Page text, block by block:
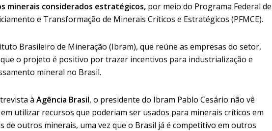
minerais considerados estratégicos, por meio do Programa Federal de
e Transformação de Minerais Críticos e Estratégicos (PFMCE).
Brasileiro de Mineração (Ibram), que reúne as empresas do setor,
o projeto é positivo por trazer incentivos para industrialização e
mineral no Brasil.
à Agência Brasil, o presidente do Ibram Pablo Cesário não vê
utilizar recursos que poderiam ser usados para minerais críticos em
de outros minerais, uma vez que o Brasil já é competitivo em outros